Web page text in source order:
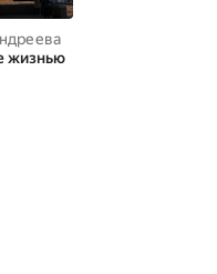
жизнью